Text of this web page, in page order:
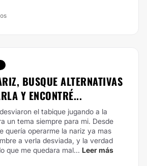
BUSQUE ALTERNATIVAS
Y ENCONTRÉ...
el tabique jugando a la
un tema siempre para mi. Desde
quería operarme la nariz ya mas
a verla desviada, y la verdad
que me quedara mal... Leer más